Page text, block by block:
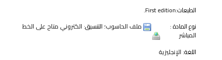
الطبعات:First edition.
نوع المادة :
ملف الحاسوب؛ التنسيق: الكتروني متاح على الخط
المباشر
اللغة: الإنجليزية